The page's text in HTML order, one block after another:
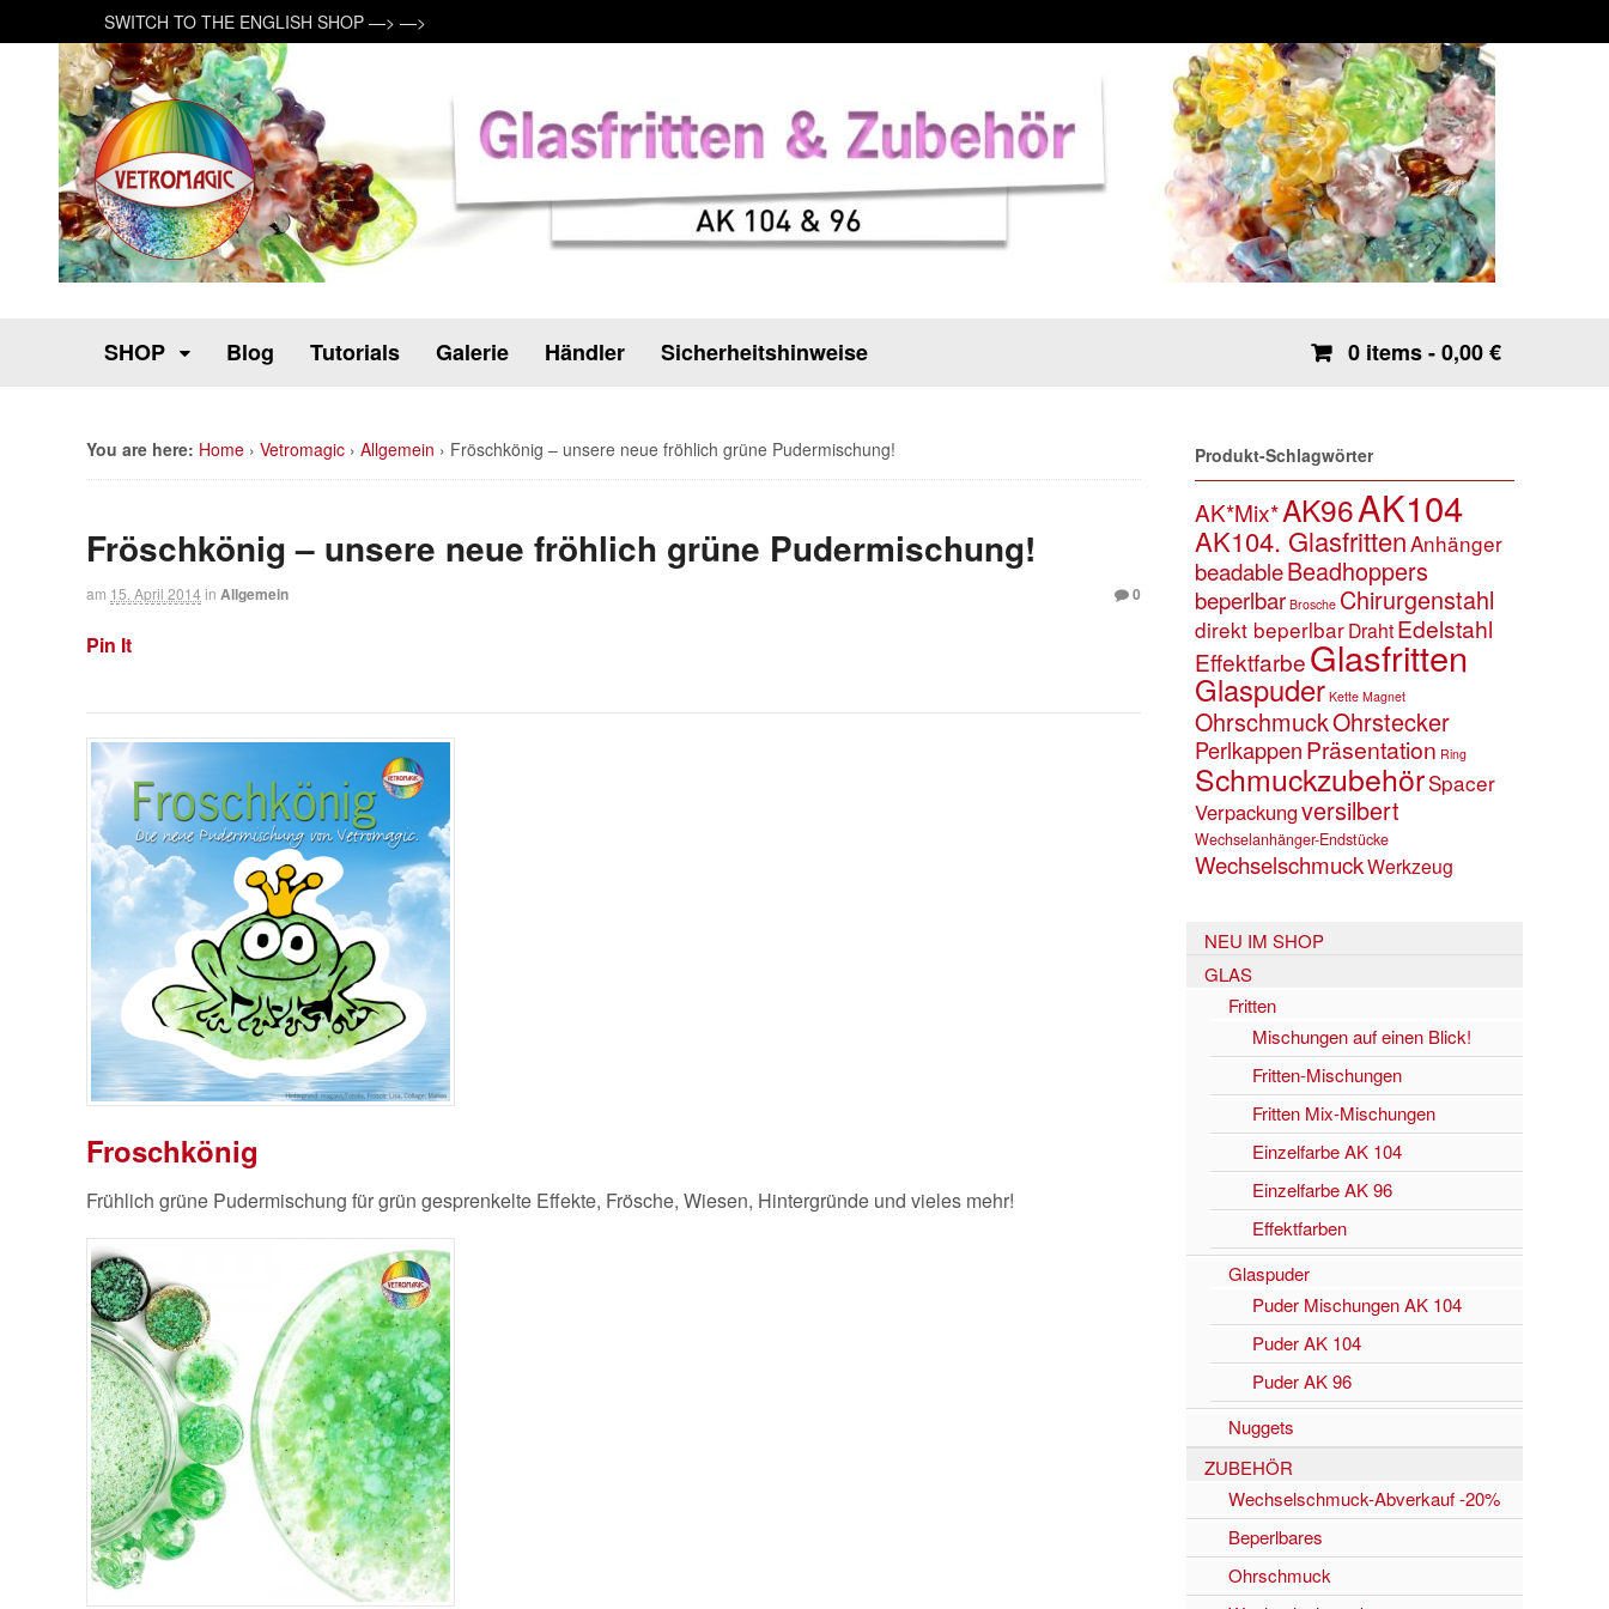
SWITCH TO THE ENGLISH SHOP —> —>
SHOP Blog Tutorials Galerie Händler Sicherheitshinweise 0 items- 0,00 €
You are here: Home › Vetromagic › Allgemein › Fröschkönig – unsere neue fröhlich grüne Pudermischung!
Fröschkönig – unsere neue fröhlich grüne Pudermischung!
am 15. April 2014 in Allgemein 0
Pin It
Froschkönig
Frühlich grüne Pudermischung für grün gesprenkelte Effekte, Frösche, Wiesen, Hintergründe und vieles mehr!
Produkt-Schlagwörter
AK*Mix*AK96AK104
AK104. GlasfrittenAnhänger
beadableBeadhoppers
beperlbar Brosche Chirurgenstahl
direkt beperlbarDrahtEdelstahl
EffektfarbeGlasfritten
Glaspuder Kette Magnet
OhrschmuckOhrstecker
PerlkappenPräsentation Ring
SchmuckzubehörSpacer
Verpackungversilbert
Wechselanhänger-Endstücke
WechselschmuckWerkzeug
NEU IM SHOP
GLAS
Fritten
Mischungen auf einen Blick!
Fritten-Mischungen
Fritten Mix-Mischungen
Einzelfarbe AK 104
Einzelfarbe AK 96
Effektfarben
Glaspuder
Puder Mischungen AK 104
Puder AK 104
Puder AK 96
Nuggets
ZUBEHÖR
Wechselschmuck-Abverkauf -20%
Beperlbares
Ohrschmuck